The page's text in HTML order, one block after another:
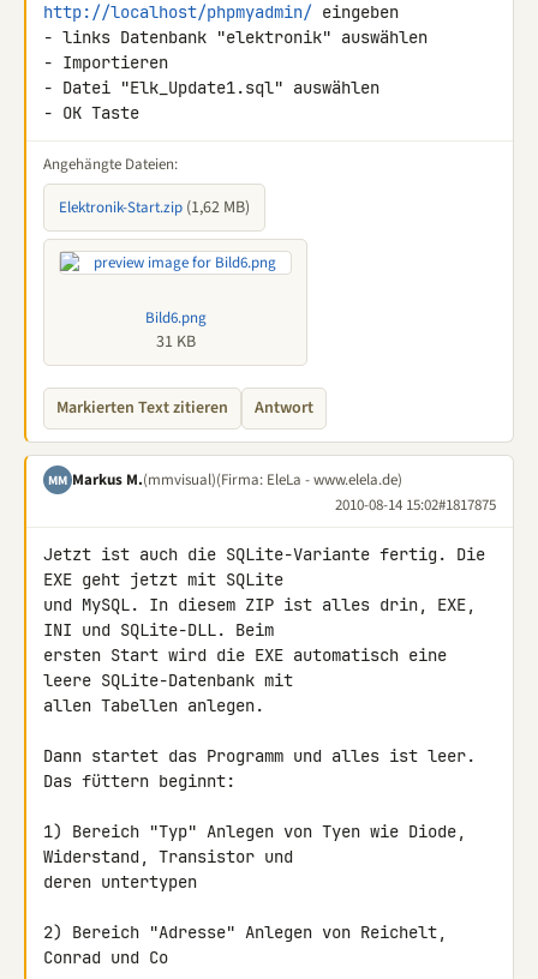
http://localhost/phpmyadmin/ eingeben
- links Datenbank "elektronik" auswählen
- Importieren
- Datei "Elk_Update1.sql" auswählen
- OK Taste
Angehängte Dateien:
Elektronik-Start.zip (1,62 MB)
Bild6.png
31 KB
Markierten Text zitieren Antwort
MM Markus M.(mmvisual)(Firma: EleLa - www.elela.de)
2010-08-14 15:02#1817875
Jetzt ist auch die SQLite-Variante fertig. Die
EXE geht jetzt mit SQLite
und MySQL. In diesem ZIP ist alles drin, EXE,
INI und SQLite-DLL. Beim
ersten Start wird die EXE automatisch eine
leere SQLite-Datenbank mit
allen Tabellen anlegen.
Dann startet das Programm und alles ist leer.
Das füttern beginnt:
1) Bereich "Typ" Anlegen von Tyen wie Diode,
Widerstand, Transistor und
deren untertypen
2) Bereich "Adresse" Anlegen von Reichelt,
Conrad und Co